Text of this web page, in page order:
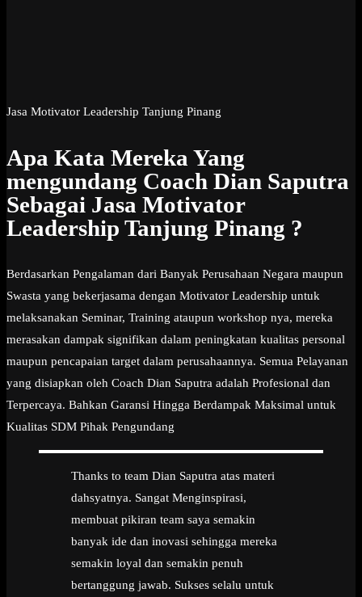
Jasa Motivator Leadership Tanjung Pinang
Apa Kata Mereka Yang
mengundang Coach Dian Saputra
Sebagai Jasa Motivator
Leadership Tanjung Pinang ?
Berdasarkan Pengalaman dari Banyak Perusahaan Negara maupun
Swasta yang bekerjasama dengan Motivator Leadership untuk
melaksanakan Seminar, Training ataupun workshop nya, mereka
merasakan dampak signifikan dalam peningkatan kualitas personal
maupun pencapaian target dalam perusahaannya. Semua Pelayanan
yang disiapkan oleh Coach Dian Saputra adalah Profesional dan
Terpercaya. Bahkan Garansi Hingga Berdampak Maksimal untuk
Kualitas SDM Pihak Pengundang
Thanks to team Dian Saputra atas materi
dahsyatnya. Sangat Menginspirasi,
membuat pikiran team saya semakin
banyak ide dan inovasi sehingga mereka
semakin loyal dan semakin penuh
bertanggung jawab. Sukses selalu untuk